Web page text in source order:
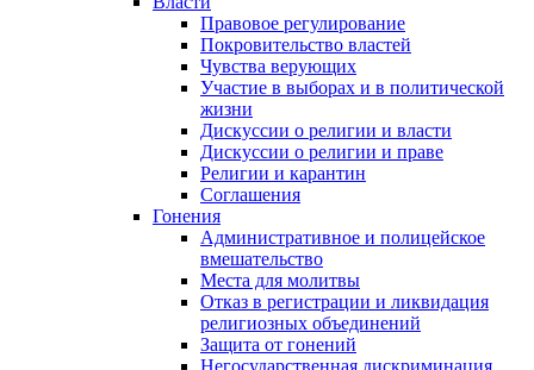
Правовое регулирование
Покровительство властей
Чувства верующих
Участие в выборах и в политической
жизни
Дискуссии о религии и власти
Дискуссии о религии и праве
Религии и карантин
Соглашения
Гонения
Административное и полицейское
вмешательство
Места для молитвы
Отказ в регистрации и ликвидация
религиозных объединений
Защита от гонений